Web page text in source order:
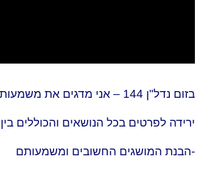
בזום נדל"ן 144 – אני
ירידה לפרטים בכל הנושאים והכוללים
-הבנת המושגים החשובים ומשמעותם